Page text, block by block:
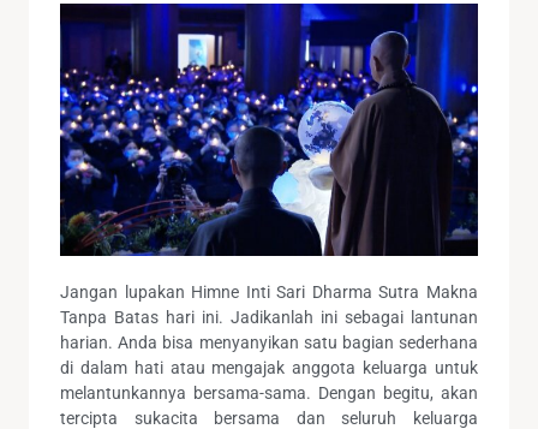
Jangan lupakan Himne Inti Sari Dharma Sutra Makna
Tanpa Batas hari ini. Jadikanlah ini sebagai lantunan
harian. Anda bisa menyanyikan satu bagian sederhana
di dalam hati atau mengajak anggota keluarga untuk
melantunkannya bersama-sama. Dengan begitu, akan
tercipta sukacita bersama dan seluruh keluarga